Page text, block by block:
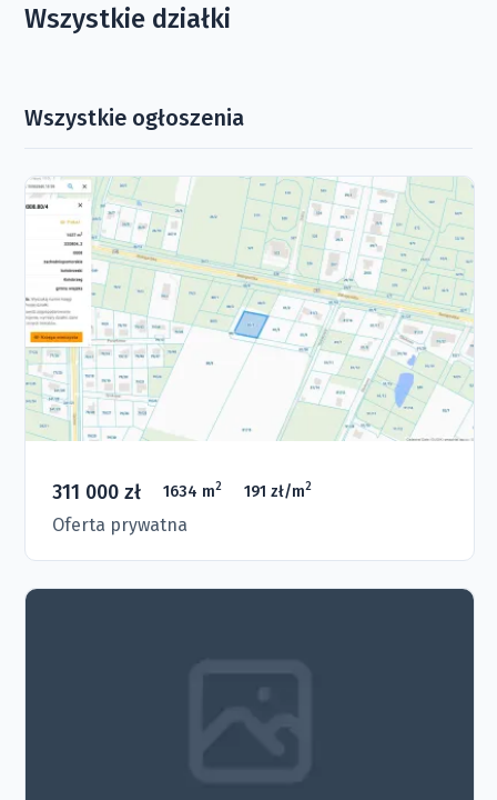
Wszystkie działki
Wszystkie ogłoszenia
311 000 zł 1634 m2 191 zł/m2
Oferta prywatna